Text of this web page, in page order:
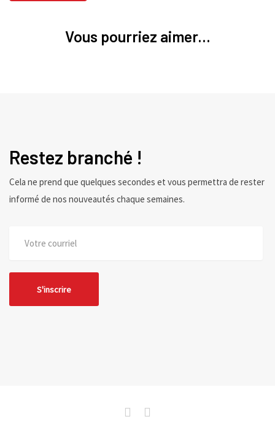
Vous pourriez aimer...
Restez branché !
Cela ne prend que quelques secondes et vous permettra de rester
informé de nos nouveautés chaque semaines.